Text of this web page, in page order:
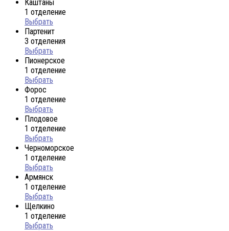
Каштаны
1 отделение
Выбрать
Партенит
3 отделения
Выбрать
Пионерское
1 отделение
Выбрать
Форос
1 отделение
Выбрать
Плодовое
1 отделение
Выбрать
Черноморское
1 отделение
Выбрать
Армянск
1 отделение
Выбрать
Щелкино
1 отделение
Выбрать